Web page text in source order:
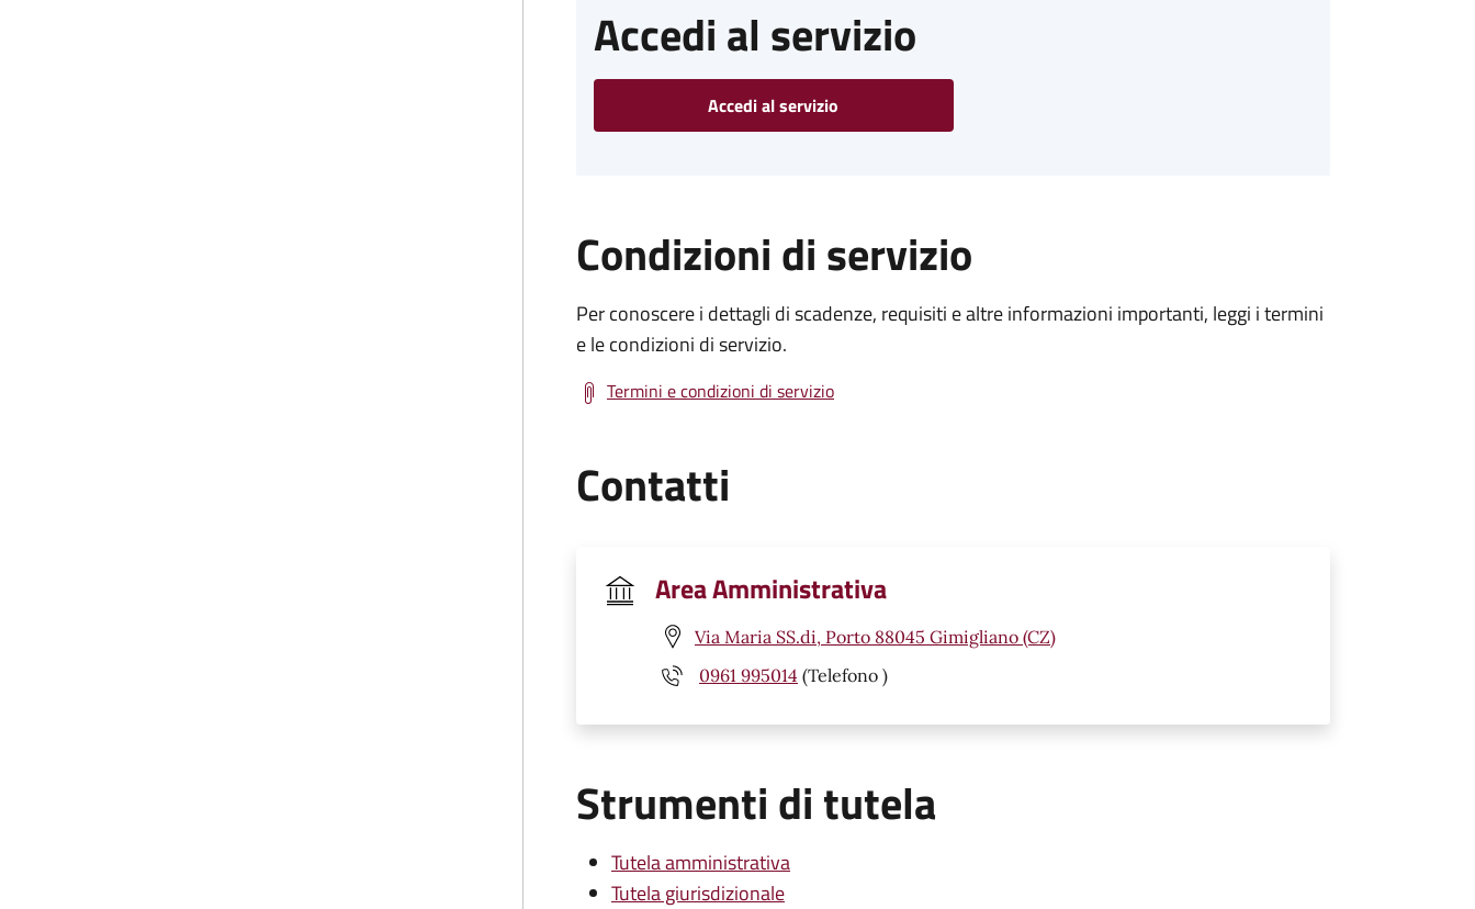
Accedi al servizio
Accedi al servizio
Condizioni di servizio
Per conoscere i dettagli di scadenze, requisiti e altre informazioni importanti, leggi i termini
e le condizioni di servizio.
Termini e condizioni di servizio
Contatti
Area Amministrativa
Via Maria SS.di, Porto 88045 Gimigliano (CZ)
0961 995014 (Telefono )
Strumenti di tutela
Tutela amministrativa
Tutela giurisdizionale